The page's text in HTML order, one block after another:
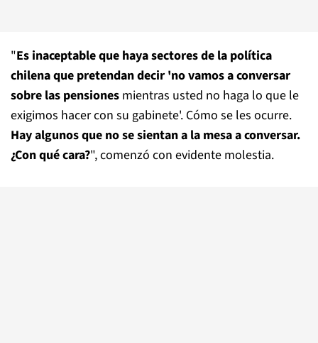
"Es inaceptable que haya sectores de la política
chilena que pretendan decir 'no vamos a conversar
sobre las pensiones mientras usted no haga lo que le
exigimos hacer con su gabinete'. Cómo se les ocurre.
Hay algunos que no se sientan a la mesa a conversar.
¿Con qué cara?", comenzó con evidente molestia.